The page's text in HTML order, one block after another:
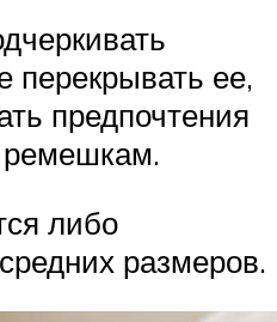
перекрывать ее,
предпочтения
либо
размеров.